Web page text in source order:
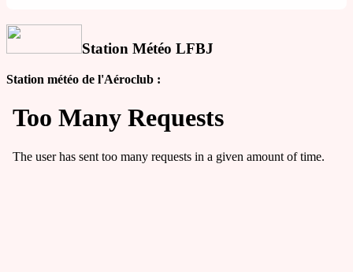
Station Météo LFBJ
Station météo de l'Aéroclub :